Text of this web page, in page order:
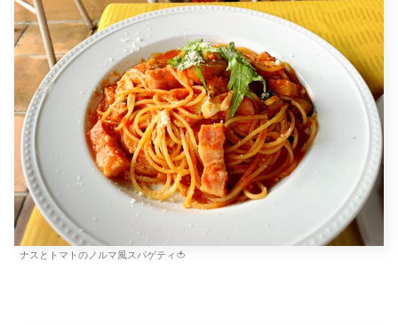
ナスとトマトのノルマ風スパゲティ🍅